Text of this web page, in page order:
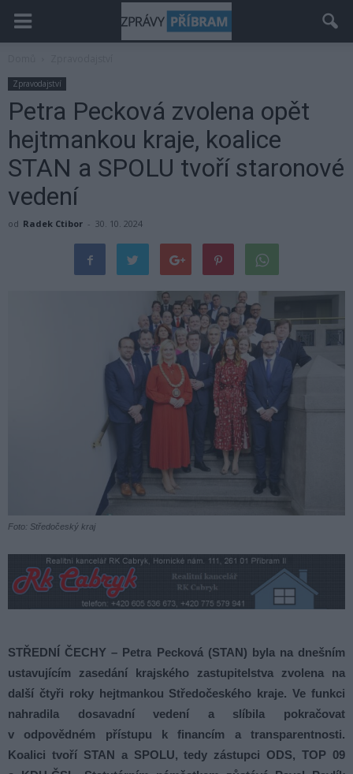
Zpravodajství
Petra Pecková zvolena opět
hejtmankou kraje, koalice
STAN a SPOLU tvoří staronové
vedení
od Radek Ctibor - 30. 10. 2024
Foto: Středočeský kraj
STŘEDNÍ ČECHY – Petra Pecková (STAN) byla na dnešním
ustavujícím zasedání krajského zastupitelstva zvolena na
další čtyři roky hejtmankou Středočeského kraje. Ve funkci
nahradila dosavadní vedení a slíbila pokračovat
v odpovědném přístupu k financím a transparentnosti.
Koalici tvoří STAN a SPOLU, tedy zástupci ODS, TOP 09